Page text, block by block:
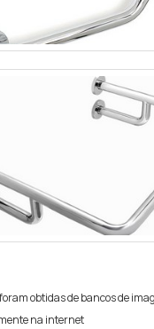
obtidas de bancos de
na internet